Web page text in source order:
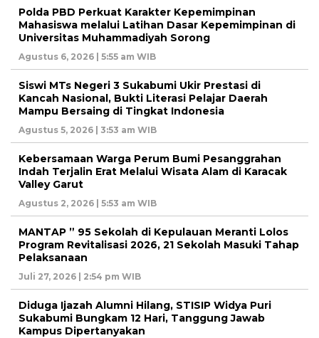
Polda PBD Perkuat Karakter Kepemimpinan
Mahasiswa melalui Latihan Dasar Kepemimpinan di
Universitas Muhammadiyah Sorong
Agustus 6, 2026 | 5:55 am WIB
Siswi MTs Negeri 3 Sukabumi Ukir Prestasi di
Kancah Nasional, Bukti Literasi Pelajar Daerah
Mampu Bersaing di Tingkat Indonesia
Agustus 5, 2026 | 3:53 am WIB
Kebersamaan Warga Perum Bumi Pesanggrahan
Indah Terjalin Erat Melalui Wisata Alam di Karacak
Valley Garut
Agustus 2, 2026 | 5:53 am WIB
MANTAP ” 95 Sekolah di Kepulauan Meranti Lolos
Program Revitalisasi 2026, 21 Sekolah Masuki Tahap
Pelaksanaan
Juli 27, 2026 | 2:54 pm WIB
Diduga Ijazah Alumni Hilang, STISIP Widya Puri
Sukabumi Bungkam 12 Hari, Tanggung Jawab
Kampus Dipertanyakan